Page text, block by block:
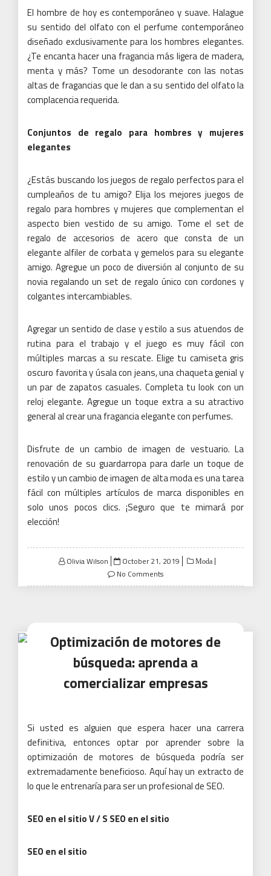
El hombre de hoy es contemporáneo y suave. Halague
su sentido del olfato con el perfume contemporáneo
diseñado exclusivamente para los hombres elegantes.
¿Te encanta hacer una fragancia más ligera de madera,
menta y más? Tome un desodorante con las notas
altas de fragancias que le dan a su sentido del olfato la
complacencia requerida.
Conjuntos de regalo para hombres y mujeres
elegantes
¿Estás buscando los juegos de regalo perfectos para el
cumpleaños de tu amigo? Elija los mejores juegos de
regalo para hombres y mujeres que complementan el
aspecto bien vestido de su amigo. Tome el set de
regalo de accesorios de acero que consta de un
elegante alfiler de corbata y gemelos para su elegante
amigo. Agregue un poco de diversión al conjunto de su
novia regalando un set de regalo único con cordones y
colgantes intercambiables.
Agregar un sentido de clase y estilo a sus atuendos de
rutina para el trabajo y el juego es muy fácil con
múltiples marcas a su rescate. Elige tu camiseta gris
oscuro favorita y úsala con jeans, una chaqueta genial y
un par de zapatos casuales. Completa tu look con un
reloj elegante. Agregue un toque extra a su atractivo
general al crear una fragancia elegante con perfumes.
Disfrute de un cambio de imagen de vestuario. La
renovación de su guardarropa para darle un toque de
estilo y un cambio de imagen de alta moda es una tarea
fácil con múltiples artículos de marca disponibles en
solo unos pocos clics. ¡Seguro que te mimará por
elección!
Olivia Wilson
Posted
on
October 21, 2019 Moda
No Comments
Optimización de motores de
búsqueda: aprenda a
comercializar empresas
Si usted es alguien que espera hacer una carrera
definitiva, entonces optar por aprender sobre la
optimización de motores de búsqueda podría ser
extremadamente beneficioso. Aquí hay un extracto de
lo que le entrenaría para ser un profesional de SEO.
SEO en el sitio V / S SEO en el sitio
SEO en el sitio